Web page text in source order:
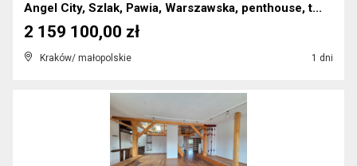
Angel City, Szlak, Pawia, Warszawska, penthouse, t...
Kraków/ małopolskie 1 dni
2 159 100,00 zł